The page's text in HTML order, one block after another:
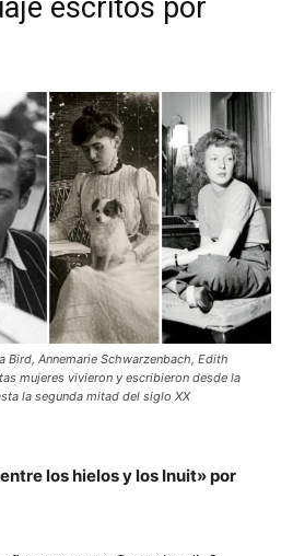
escritos por
Bird, Annemarie Schwarzenbach, Edith
mujeres vivieron y escribieron desde la
la segunda mitad del siglo XX
los hielos y los Inuit» por